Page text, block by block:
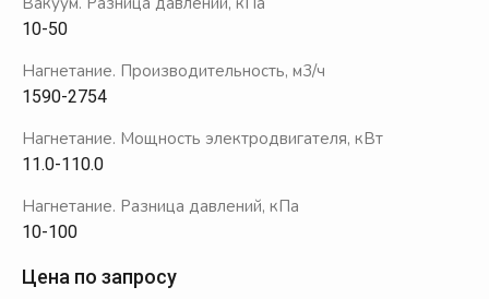
10-50
Нагнетание. Производительность, м3/ч
1590-2754
Нагнетание. Мощность электродвигателя, кВт
11.0-110.0
Нагнетание. Разница давлений, кПа
10-100
Цена по запросу